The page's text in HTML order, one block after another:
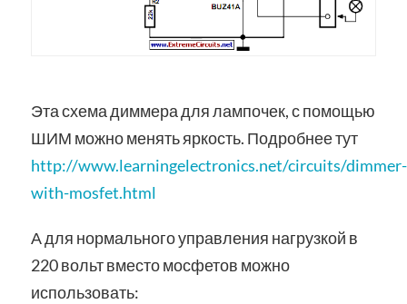
Эта схема диммера для лампочек, с помощью
ШИМ можно менять яркость. Подробнее тут
http://www.learningelectronics.net/circuits/dimmer-
with-mosfet.html
А для нормального управления нагрузкой в
220 вольт вместо мосфетов можно
использовать: